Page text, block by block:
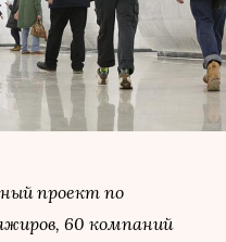
проект по
60 компаний